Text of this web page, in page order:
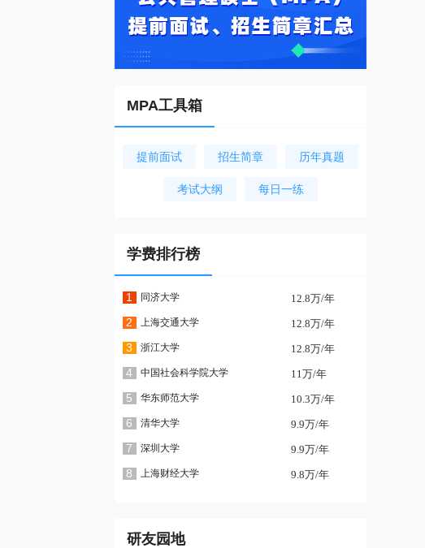
MPA工具箱
提前面试 招生简章 历年真题
考试大纲 每日一练
学费排行榜
1 同济大学 12.8万/年
2 上海交通大学 12.8万/年
3 浙江大学 12.8万/年
4 中国社会科学院大学 11万/年
5 华东师范大学 10.3万/年
6 清华大学 9.9万/年
7 深圳大学 9.9万/年
8 上海财经大学 9.8万/年
研友园地